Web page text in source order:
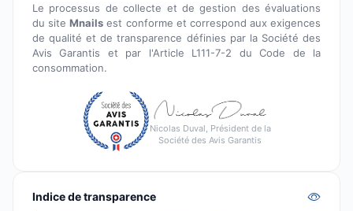
Le processus de collecte et de gestion des évaluations
du siteMnails est conforme et correspond aux exigences
de qualité et de transparence définies par la Société des
Avis Garantis et par l'Article L111-7-2 du Code de la
consommation.
Nicolas Duval, Président de la
Société des Avis Garantis
Indice de transparence